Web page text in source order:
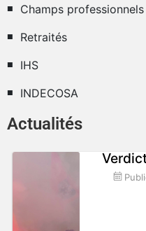
Champs professionnels
Retraités
IHS
INDECOSA
Actualités